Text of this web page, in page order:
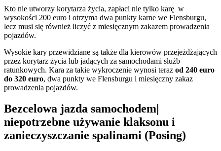
Kto nie utworzy korytarza życia, zapłaci nie tylko karę w
wysokości 200 euro i otrzyma dwa punkty karne we Flensburgu,
lecz musi się również liczyć z miesięcznym zakazem prowadzenia
pojazdów.
Wysokie kary przewidziane są także dla kierowów przejeżdżających
przez korytarz życia lub jadących za samochodami służb
ratunkowych. Kara za takie wykroczenie wynosi teraz od 240 euro
do 320 euro, dwa punkty we Flensburgu i miesięczny zakaz
prowadzenia pojazdów.
Bezcelowa jazda samochodem|
niepotrzebne używanie klaksonu i
zanieczyszczanie spalinami (Posing)